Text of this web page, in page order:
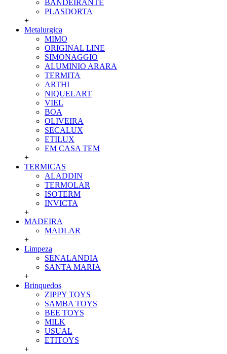
BANDEIRANTE
PLASDORTA
+
Metalurgica
MIMO
ORIGINAL LINE
SIMONAGGIO
ALUMINIO ARARA
TERMITA
ARTHI
NIQUELART
VIEL
BOA
OLIVEIRA
SECALUX
ETILUX
EM CASA TEM
+
TERMICAS
ALADDIN
TERMOLAR
ISOTERM
INVICTA
+
MADEIRA
MADLAR
+
Limpeza
SENALANDIA
SANTA MARIA
+
Brinquedos
ZIPPY TOYS
SAMBA TOYS
BEE TOYS
MILK
USUAL
ETITOYS
+